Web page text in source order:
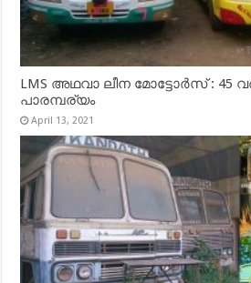
LMS അഥവാ ലീന മോട്ടോർസ് :
പാരമ്പര്യം
April 13, 2021